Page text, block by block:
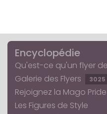
Encyclopédie
Qu'est-ce qu'un flyer
Galerie des Flyers
3025
Rejoignez la Mago
Les Figures de Style